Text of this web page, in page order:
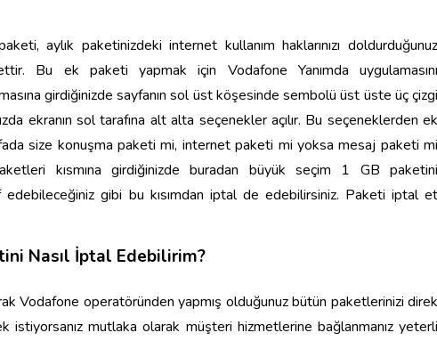
aylık paketinizdeki internet kullanım haklarınızı doldurduğunuz
Bu ek paketi yapmak için Vodafone Yanımda uygulamasını
girdiğinizde sayfanın sol üst köşesinde sembolü üst üste üç çizgi
ekranın sol tarafına alt alta seçenekler açılır. Bu seçeneklerden ek
size konuşma paketi mi, internet paketi mi yoksa mesaj paketi mi
kısmına girdiğinizde buradan büyük seçim 1 GB paketini
edebileceğiniz gibi bu kısımdan iptal de edebilirsiniz. Paketi iptal et
Nasıl İptal Edebilirim?
Vodafone operatöründen yapmış olduğunuz bütün paketlerinizi direk
mutlaka olarak müşteri hizmetlerine bağlanmanız yeterli